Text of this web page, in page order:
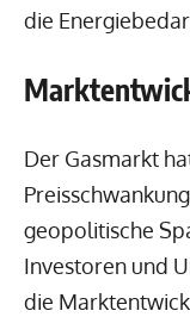
die
Der Gasmarkt
geopolitische
Investoren und
die